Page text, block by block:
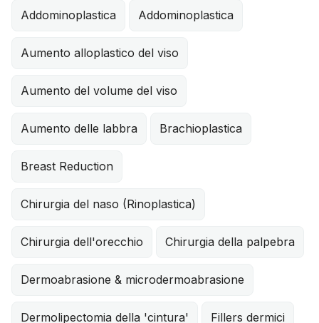
Addominoplastica Addominoplastica
Aumento alloplastico del viso
Aumento del volume del viso
Aumento delle labbra Brachioplastica
Breast Reduction
Chirurgia del naso (Rinoplastica)
Chirurgia dell'orecchio Chirurgia della palpebra
Dermoabrasione & microdermoabrasione
Dermolipectomia della 'cintura' Fillers dermici